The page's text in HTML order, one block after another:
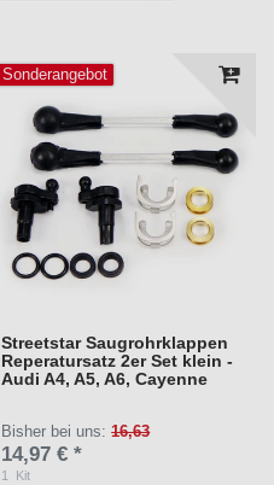
Sonderangebot
Streetstar Saugrohrklappen
Reperatursatz 2er Set klein -
Audi A4, A5, A6, Cayenne
Bisher bei uns:16,63
14,97 € *
1
Kit